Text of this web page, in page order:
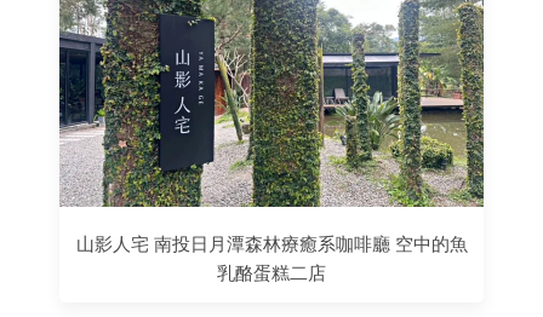
山影人宅 南投日月潭森林療癒系咖啡廳 空中的魚
乳酪蛋糕二店